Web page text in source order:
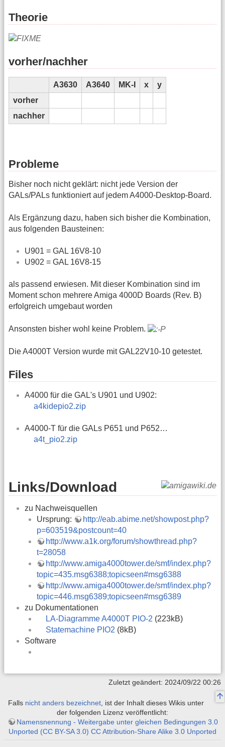
Theorie
vorher/nachher
A3630 A3640 MK-I x
y
vorher
nachher
Probleme
Bisher noch nicht geklärt: nicht jede Version der
GALs/PALs funktioniert auf jedem A4000-Desktop-Board.
Als Ergänzung dazu, haben sich bisher die Kombination,
aus folgenden Bausteinen:
U901 = GAL 16V8-10
U902 = GAL 16V8-15
als passend erwiesen. Mit dieser Kombination sind im
Moment schon mehrere Amiga 4000D Boards (Rev. B)
erfolgreich umgebaut worden
Ansonsten bisher wohl keine Problem.
Die A4000T Version wurde mit GAL22V10-10 getestet.
Files
A4000 für die GAL's U901 und U902:
a4kidepio2.zip
A4000-T für die GALs P651 und P652…
a4t_pio2.zip
Links/Download
zu Nachweisquellen
Ursprung:
http://eab.abime.net/showpost.php?
p=603519&postcount=40
http://www.a1k.org/forum/showthread.php?
t=28058
http://www.amiga4000tower.de/smf/index.php?
topic=435.msg6388;topicseen#msg6388
http://www.amiga4000tower.de/smf/index.php?
topic=446.msg6389;topicseen#msg6389
zu Dokumentationen
LA-Diagramme A4000T PIO-2 (223kB)
Statemachine PIO2 (8kB)
Software
Zuletzt geändert: 2024/09/22 00:26
Falls nicht anders bezeichnet , ist der Inhalt dieses Wikis unter
der folgenden Lizenz veröffentlicht:
Namensnennung - Weitergabe unter gleichen Bedingungen 3.0
Unported (CC BY-SA 3.0) CC Attribution-Share Alike 3.0 Unported